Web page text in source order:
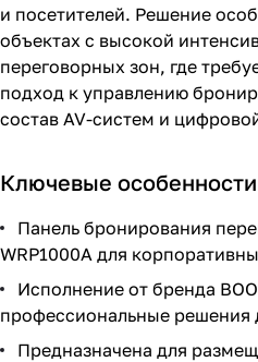
и посетителей. Решение
объектах с высокой
переговорных зон, где
подход к управлению
состав AV-систем и
Ключевые особенности
Панель бронирования
WRP1000A для
Исполнение от бренда
профессиональные решения
Предназначена для